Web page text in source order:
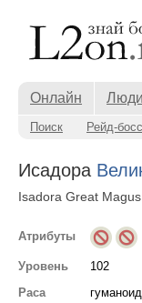
Онлайн Люди
Поиск Рейд-
Исадора
Isadora Great
Атрибуты
Уровень
102
Раса
гуманоид